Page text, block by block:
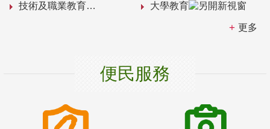
技術及職業教育 大學教育
更多
便民服務